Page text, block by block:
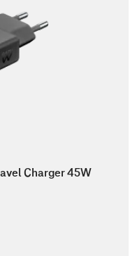
Charger 45W